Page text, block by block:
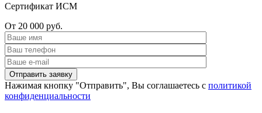
Сертификат ИСМ
От 20 000 руб.
Нажимая кнопку "Отправить", Вы соглашаетесь с политикой
конфиденциальности